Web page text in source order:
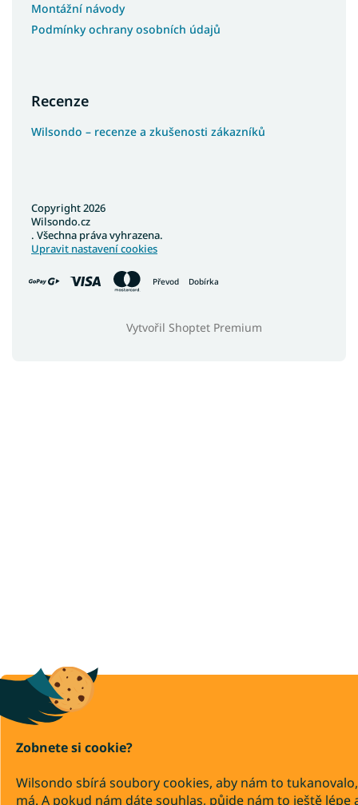
Zobnete si cookie?
Wilsondo sbírá soubory cookies, aby nám to
má. A pokud nám dáte souhlas, půjde nám to ještě lépe
Montážní návody
Podmínky ochrany osobních údajů
Recenze
Wilsondo – recenze a zkušenosti zákazníků
Převod Dobírka
Vytvořil Shoptet Premium
Copyright 2026
Wilsondo.cz
. Všechna práva vyhrazena.
Upravit nastavení cookies